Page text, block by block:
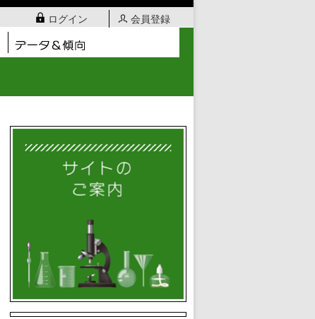
ログイン 会員登録